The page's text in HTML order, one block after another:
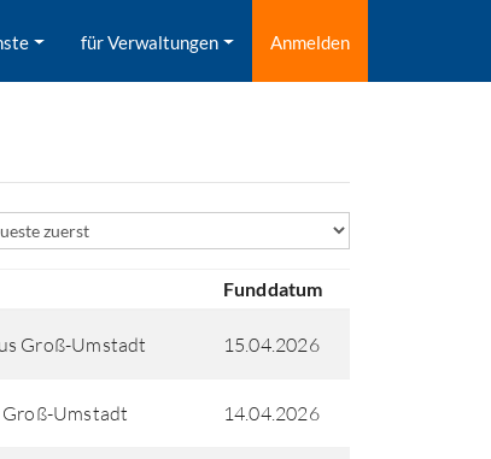
für Verwaltungen Anmelden
Funddatum
Groß-Umstadt 15.04.2026
Umstadt 14.04.2026